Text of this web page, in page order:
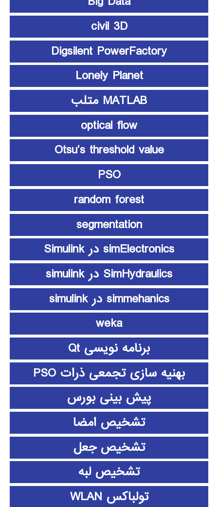
civil 3D
Digsilent PowerFactory
Lonely Planet
MATLAB متلب
optical flow
Otsu’s threshold value
PSO
random forest
segmentation
simElectronics در Simulink
SimHydraulics در simulink
simmehanics در simulink
weka
برنامه نویسی Qt
بهنیه سازی تجمعی ذرات PSO
پیش بینی بورس
تشخیص امضا
تشخیص جعل
تشخیص لبه
تولباکس WLAN